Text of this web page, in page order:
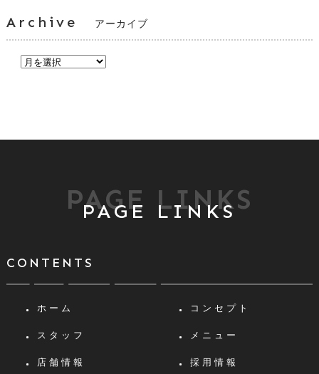
Archive アーカイブ
PAGE LINKS
PAGE LINKS
CONTENTS
ホーム コンセプト
スタッフ メニュー
店舗情報 採用情報